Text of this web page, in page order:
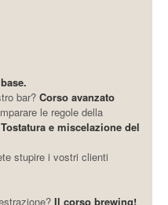
bar?Corso avanzato
le regole della
e miscelazione del
stupire i vostri clienti
Il corso brewing!